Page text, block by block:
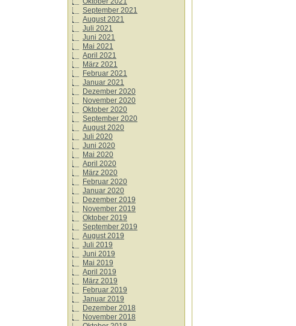
September 2021
August 2021
Juli 2021
Juni 2021
Mai 2021
April 2021
März 2021
Februar 2021
Januar 2021
Dezember 2020
November 2020
Oktober 2020
September 2020
August 2020
Juli 2020
Juni 2020
Mai 2020
April 2020
März 2020
Februar 2020
Januar 2020
Dezember 2019
November 2019
Oktober 2019
September 2019
August 2019
Juli 2019
Juni 2019
Mai 2019
April 2019
März 2019
Februar 2019
Januar 2019
Dezember 2018
November 2018